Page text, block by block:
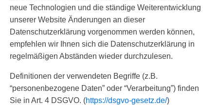
neue Technologien und die ständige Weiterentwicklung
unserer Website Änderungen an dieser
Datenschutzerklärung vorgenommen werden können,
empfehlen wir Ihnen sich die Datenschutzerklärung in
regelmäßigen Abständen wieder durchzulesen.
Definitionen der verwendeten Begriffe (z.B.
“personenbezogene Daten” oder “Verarbeitung”) finden
Sie in Art. 4 DSGVO. (https://dsgvo-gesetz.de/)